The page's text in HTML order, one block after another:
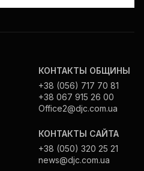
КОНТАКТЫ ОБЩИНЫ
+38 (056) 717 70 81
+38 067 915 26 00
Office2@djc.com.ua
КОНТАКТЫ САЙТА
+38 (050) 320 25 21
news@djc.com.ua